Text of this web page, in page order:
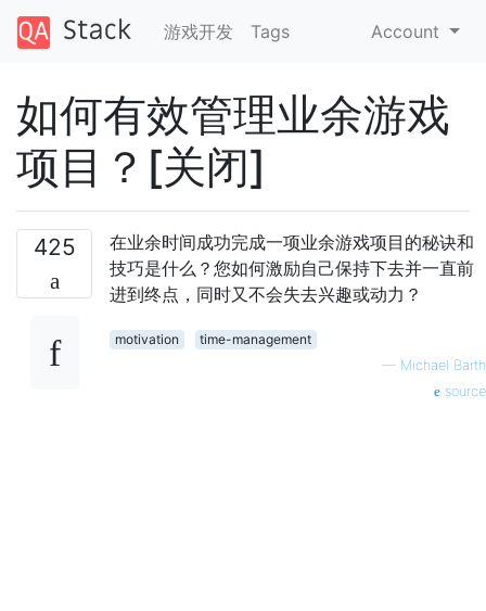
游戏开发 Tags Account
如何有效管理业余游戏
项目？[关闭]
425
在业余时间成功完成一项业余游戏项目的秘诀和
技巧是什么？您如何激励自己保持下去并一直前
进到终点，同时又不会失去兴趣或动力？
motivation
time-management
— Michael Barth
source